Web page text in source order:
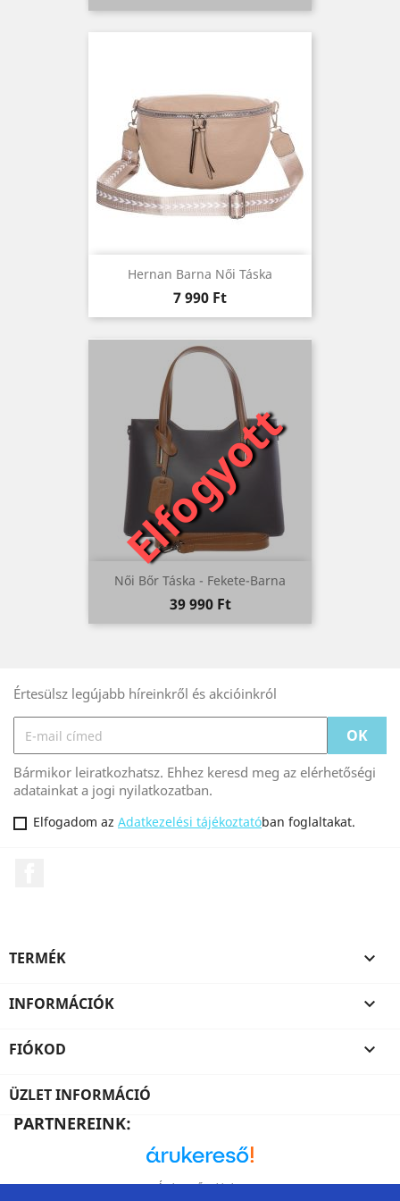
Hernan Barna Női Táska
Ár
7 990 Ft
Elfogyott
Női Bőr Táska - Fekete-Barna
Ár
39 990 Ft
Értesülsz legújabb híreinkről és akcióinkról
Bármikor leiratkozhatsz. Ehhez keresd meg az elérhetőségi
adatainkat a jogi nyilatkozatban.
Elfogadom az Adatkezelési tájékoztatóban foglaltakat.
TERMÉK 
INFORMÁCIÓK 
FIÓKOD 
ÜZLET INFORMÁCIÓ
PARTNEREINK:
Árukereső, a hiteles